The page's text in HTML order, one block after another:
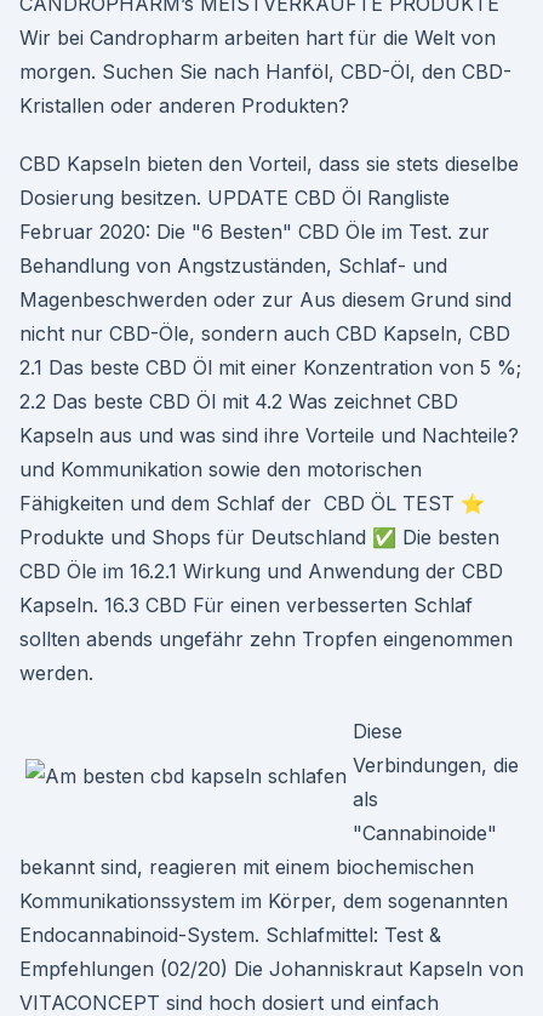
Wir bei Candropharm arbeiten hart für die Welt von
morgen. Suchen Sie nach Hanföl, CBD-Öl, den CBD-
Kristallen oder anderen Produkten?
CBD Kapseln bieten den Vorteil, dass sie stets dieselbe
Dosierung besitzen. UPDATE CBD Öl Rangliste
Februar 2020: Die "6 Besten" CBD Öle im Test. zur
Behandlung von Angstzuständen, Schlaf- und
Magenbeschwerden oder zur Aus diesem Grund sind
nicht nur CBD-Öle, sondern auch CBD Kapseln, CBD
2.1 Das beste CBD Öl mit einer Konzentration von 5 %;
2.2 Das beste CBD Öl mit 4.2 Was zeichnet CBD
Kapseln aus und was sind ihre Vorteile und Nachteile?
und Kommunikation sowie den motorischen
Fähigkeiten und dem Schlaf der CBD ÖL TEST ⭐
Produkte und Shops für Deutschland ✅ Die besten
CBD Öle im 16.2.1 Wirkung und Anwendung der CBD
Kapseln. 16.3 CBD Für einen verbesserten Schlaf
sollten abends ungefähr zehn Tropfen eingenommen
werden.
Diese
Verbindungen, die
als
"Cannabinoide"
bekannt sind, reagieren mit einem biochemischen
Kommunikationssystem im Körper, dem sogenannten
Endocannabinoid-System. Schlafmittel: Test &
Empfehlungen (02/20) Die Johanniskraut Kapseln von
VITACONCEPT sind hoch dosiert und einfach